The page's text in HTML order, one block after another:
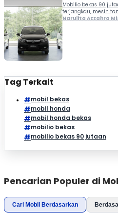
Mobilio bekas 90
terjangkau, mesin
Narulita Azzahra
Tag Terkait
mobil bekas
mobil honda
mobil honda bekas
mobilio bekas
mobilio bekas 90 jutaan
Pencarian Populer di
Cari Mobil Berdasarkan